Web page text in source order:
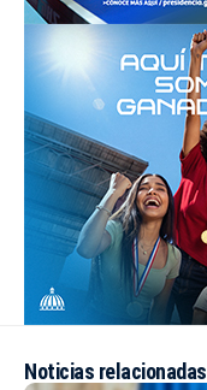
Noticias relacionadas